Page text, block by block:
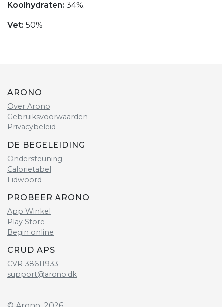
Koolhydraten: 34%.
Vet: 50%
ARONO
Over Arono
Gebruiksvoorwaarden
Privacybeleid
DE BEGELEIDING
Ondersteuning
Calorietabel
Lidwoord
PROBEER ARONO
App Winkel
Play Store
Begin online
CRUD APS
CVR 38611933
support@arono.dk